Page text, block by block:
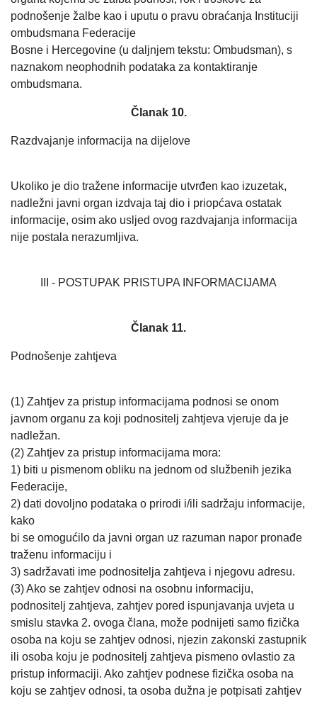
podnošenje žalbe kao i uputu o pravu obraćanja Instituciji
ombudsmana Federacije
Bosne i Hercegovine (u daljnjem tekstu: Ombudsman), s
naznakom neophodnih podataka za kontaktiranje
ombudsmana.
Članak 10.
Razdvajanje informacija na dijelove
Ukoliko je dio tražene informacije utvrđen kao izuzetak,
nadležni javni organ izdvaja taj dio i priopćava ostatak
informacije, osim ako usljed ovog razdvajanja informacija
nije postala nerazumljiva.
III - POSTUPAK PRISTUPA INFORMACIJAMA
Članak 11.
Podnošenje zahtjeva
(1) Zahtjev za pristup informacijama podnosi se onom
javnom organu za koji podnositelj zahtjeva vjeruje da je
nadležan.
(2) Zahtjev za pristup informacijama mora:
1) biti u pismenom obliku na jednom od službenih jezika
Federacije,
2) dati dovoljno podataka o prirodi i/ili sadržaju informacije,
kako
bi se omogućilo da javni organ uz razuman napor pronađe
traženu informaciju i
3) sadržavati ime podnositelja zahtjeva i njegovu adresu.
(3) Ako se zahtjev odnosi na osobnu informaciju,
podnositelj zahtjeva, zahtjev pored ispunjavanja uvjeta u
smislu stavka 2. ovoga člana, može podnijeti samo fizička
osoba na koju se zahtjev odnosi, njezin zakonski zastupnik
ili osoba koju je podnositelj zahtjeva pismeno ovlastio za
pristup informaciji. Ako zahtjev podnese fizička osoba na
koju se zahtjev odnosi, ta osoba dužna je potpisati zahtjev